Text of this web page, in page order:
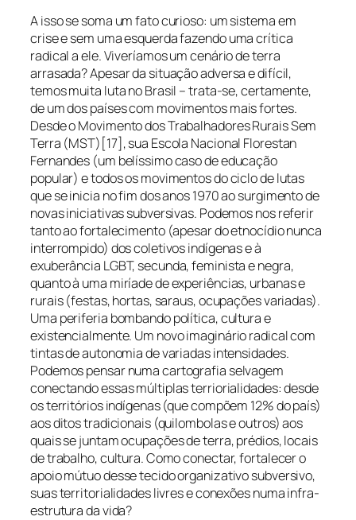
A isso se soma um fato curioso: um sistema em
crise e sem uma esquerda fazendo uma crítica
radical a ele. Viveríamos um cenário de terra
arrasada? Apesar da situação adversa e difícil,
temos muita luta no Brasil – trata-se, certamente,
de um dos países com movimentos mais fortes.
Desde o Movimento dos Trabalhadores Rurais Sem
Terra (MST)[17], sua Escola Nacional Florestan
Fernandes (um belíssimo caso de educação
popular) e todos os movimentos do ciclo de lutas
que se inicia no fim dos anos 1970 ao surgimento de
novas iniciativas subversivas. Podemos nos referir
tanto ao fortalecimento (apesar do etnocídio nunca
interrompido) dos coletivos indígenas e à
exuberância LGBT, secunda, feminista e negra,
quanto à uma miríade de experiências, urbanas e
rurais (festas, hortas, saraus, ocupações variadas).
Uma periferia bombando política, cultura e
existencialmente. Um novo imaginário radical com
tintas de autonomia de variadas intensidades.
Podemos pensar numa cartografia selvagem
conectando essas múltiplas terriorialidades: desde
os territórios indígenas (que compõem 12% do país)
aos ditos tradicionais (quilombolas e outros) aos
quais se juntam ocupações de terra, prédios, locais
de trabalho, cultura. Como conectar, fortalecer o
apoio mútuo desse tecido organizativo subversivo,
suas territorialidades livres e conexões numa infra-
estrutura da vida?